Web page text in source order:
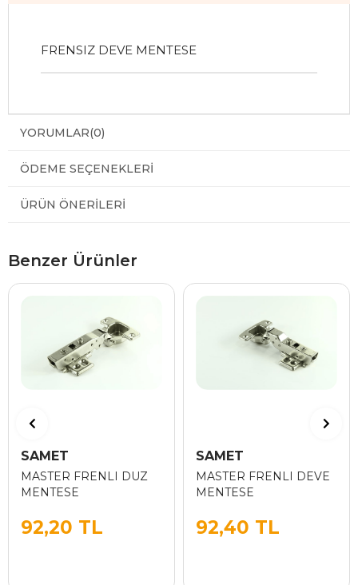
FRENSIZ DEVE MENTESE
YORUMLAR(0)
ÖDEME SEÇENEKLERI
ÜRÜN ÖNERILERI
Benzer Ürünler
SAMET
MASTER FRENLI DUZ
MENTESE
92,20 TL
SAMET
MASTER FRENLI DEVE
MENTESE
92,40 TL